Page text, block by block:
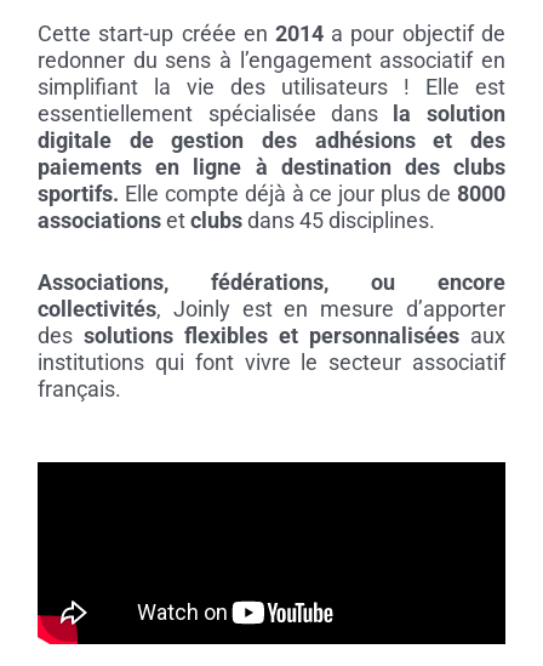
Cette start-up créée en 2014 a pour objectif de
redonner du sens à l’engagement associatif en
simplifiant la vie des utilisateurs ! Elle est
essentiellement spécialisée dans
la solution
digitale de gestion des adhésions et des
paiements en ligne à destination des clubs
sportifs. Elle compte déjà à ce jour plus de 8000
associationsetclubsdans 45 disciplines.
Associations, fédérations, ou encore
collectivités, Joinly est en mesure d’apporter
dessolutions flexibles et personnaliséesaux
institutions qui font vivre le secteur associatif
français.